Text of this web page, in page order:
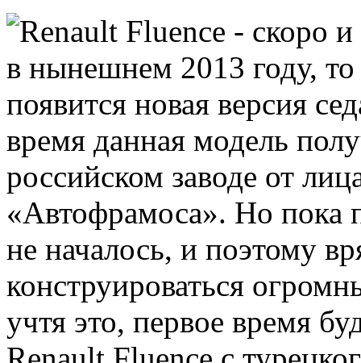
в нынешнем 2013 году,
появится новая версия
время данная модель
российском заводе от
«Автофрамоса». Но пока
не началось, и поэтому
конструироваться
учтя это, первое время